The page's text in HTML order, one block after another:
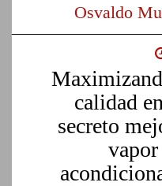
Osvaldo
calidad
secreto